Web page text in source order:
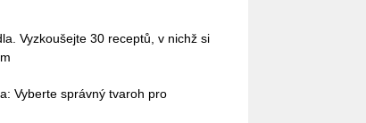
Vyzkoušejte 30 receptů, v nichž si
Vyberte správný tvaroh pro